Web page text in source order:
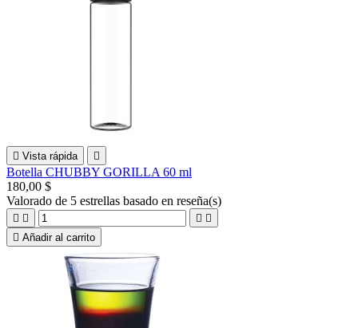
 Vista rápida 
Botella CHUBBY GORILLA 60 ml
180,00 $
Valorado de 5 estrellas basado en reseña(s)
   
 Añadir al carrito